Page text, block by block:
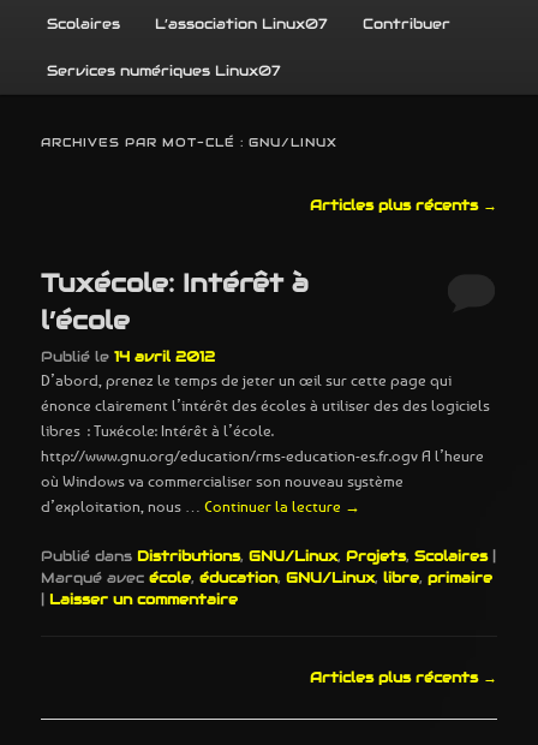
Scolaires L’association Linux07 Contribuer
Services numériques Linux07
ARCHIVES PAR MOT-CLÉ :GNU/LINUX
Articles plus récents →
Tuxécole: Intérêt à
l’école
Publié le14 avril 2012
D’abord, prenez le temps de jeter un œil sur cette page qui
énonce clairement l’intérêt des écoles à utiliser des des logiciels
libres : Tuxécole: Intérêt à l’école.
http://www.gnu.org/education/rms-education-es.fr.ogv A l’heure
où Windows va commercialiser son nouveau système
d’exploitation, nous …Continuer la lecture →
Publié dans Distributions,GNU/Linux,Projets,Scolaires |
Marqué avec école,éducation,GNU/Linux,libre,primaire
|Laisser un commentaire
articles
Articles plus récents →